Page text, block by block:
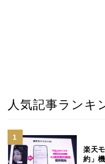
人気記事ランキ
楽天
約」